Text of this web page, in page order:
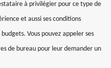
à privilégier pour ce type de
et aussi ses conditions
Vous pouvez appeler ses
de bureau pour leur demander un